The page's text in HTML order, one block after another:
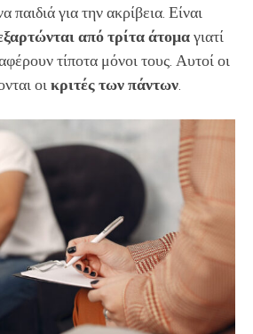
παιδιά για την ακρίβεια. Είναι
από τρίτα άτομαγιατί
τίποτα μόνοι τους. Αυτοί οι
οικριτές των πάντων.